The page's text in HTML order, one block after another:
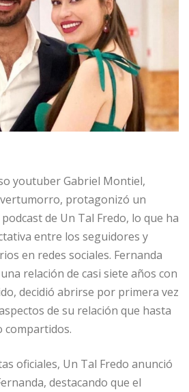
youtuber Gabriel Montiel,
protagonizó un
de Un Tal Fredo, lo que ha
entre los seguidores y
en redes sociales. Fernanda
relación de casi siete años con
decidió abrirse por primera vez
de su relación que hasta
compartidos.
oficiales, Un Tal Fredo anunció
destacando que el